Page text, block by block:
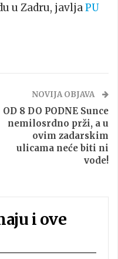
u Zadru, javljaPU
NOVIJA OBJAVA
OD 8 DO PODNE Sunce
nemilosrdno prži, a u
ovim zadarskim
ulicama neće biti ni
vode!
i ove